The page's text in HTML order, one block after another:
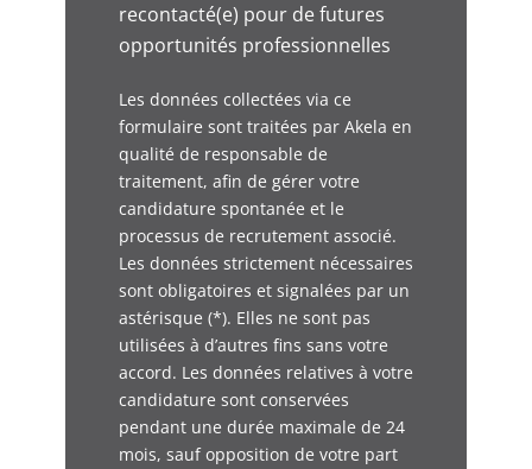
recontacté(e) pour de futures
opportunités professionnelles
Les données collectées via ce
formulaire sont traitées par Akela en
qualité de responsable de
traitement, afin de gérer votre
candidature spontanée et le
processus de recrutement associé.
Les données strictement nécessaires
sont obligatoires et signalées par un
astérisque (*). Elles ne sont pas
utilisées à d’autres fins sans votre
accord. Les données relatives à votre
candidature sont conservées
pendant une durée maximale de 24
mois, sauf opposition de votre part